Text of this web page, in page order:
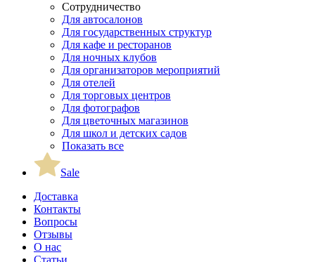
Сотрудничество
Для автосалонов
Для государственных структур
Для кафе и ресторанов
Для ночных клубов
Для организаторов мероприятий
Для отелей
Для торговых центров
Для фотографов
Для цветочных магазинов
Для школ и детских садов
Показать все
Sale
Доставка
Контакты
Вопросы
Отзывы
О нас